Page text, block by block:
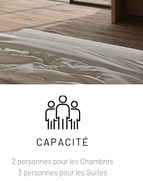
CAPACITÉ
2 personnes pour les Chambres
3 personnes pour les Suites